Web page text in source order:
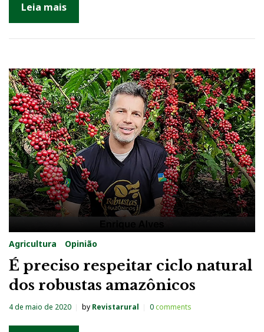
0
Leia mais
Agricultura Opinião
É preciso respeitar ciclo natural
dos robustas amazônicos
4 de maio de 2020 by Revistarural 0comments